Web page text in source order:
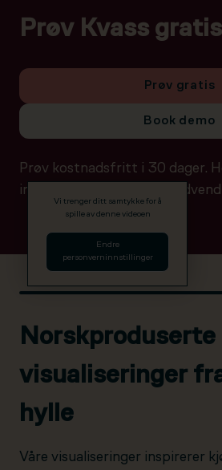
Prøv Kvass
Prøv gratis
Book demo
Prøv kostnadsfritt i 30 dager.
ingen betalingsdetaljer
Vi trenger ditt samtykke for å
spille av denne videoen
Endre
personverninnstillinger
Norskproduserte
visualiseringer
hylle
Våre visualiseringer inspirerer